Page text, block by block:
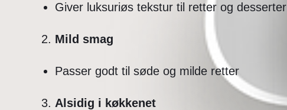
Giver luksuriøs tekstur til retter og desserter
Mild smag
Passer godt til søde og milde retter
Alsidig i køkkenet